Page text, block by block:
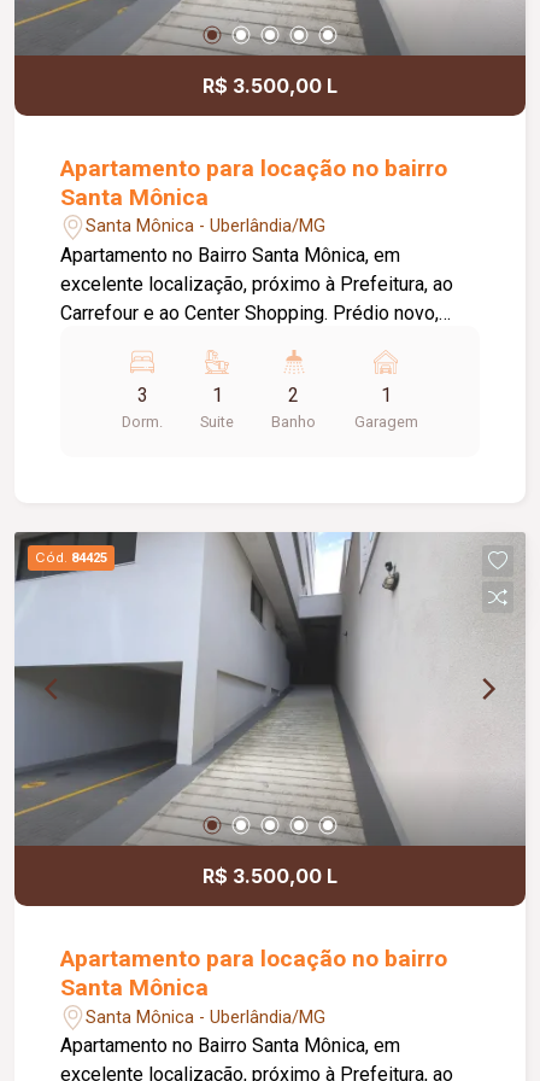
R$ 3.500,00 L
Apartamento para locação no bairro
Santa Mônica
Santa Mônica - Uberlândia/MG
Apartamento no Bairro Santa Mônica, em
excelente localização, próximo à Prefeitura, ao
Carrefour e ao Center Shopping. Prédio novo,
sala com painel e rack embutidos, cozinha
integrada com armários, sacada gourmet com
churrasqueira, área de serviço, hall de acesso
vidro e nichos. Possui piso em porcelanato,
pintura nova e está em primeira locação. Conta
com aproximadamente 84 m² de área privativa e
01 vaga de garagem, com opção para 02
veículos. Prédio com elevador, salão de festas
opção para brinquedoteca ou academia.
3
Dorm.
1
Suite
2
Banho
1
Garagem
Cód. 84425
R$ 3.500,00 L
Apartamento para locação no bairro
Santa Mônica
Santa Mônica - Uberlândia/MG
Apartamento no Bairro Santa Mônica, em
excelente localização, próximo à Prefeitura, ao